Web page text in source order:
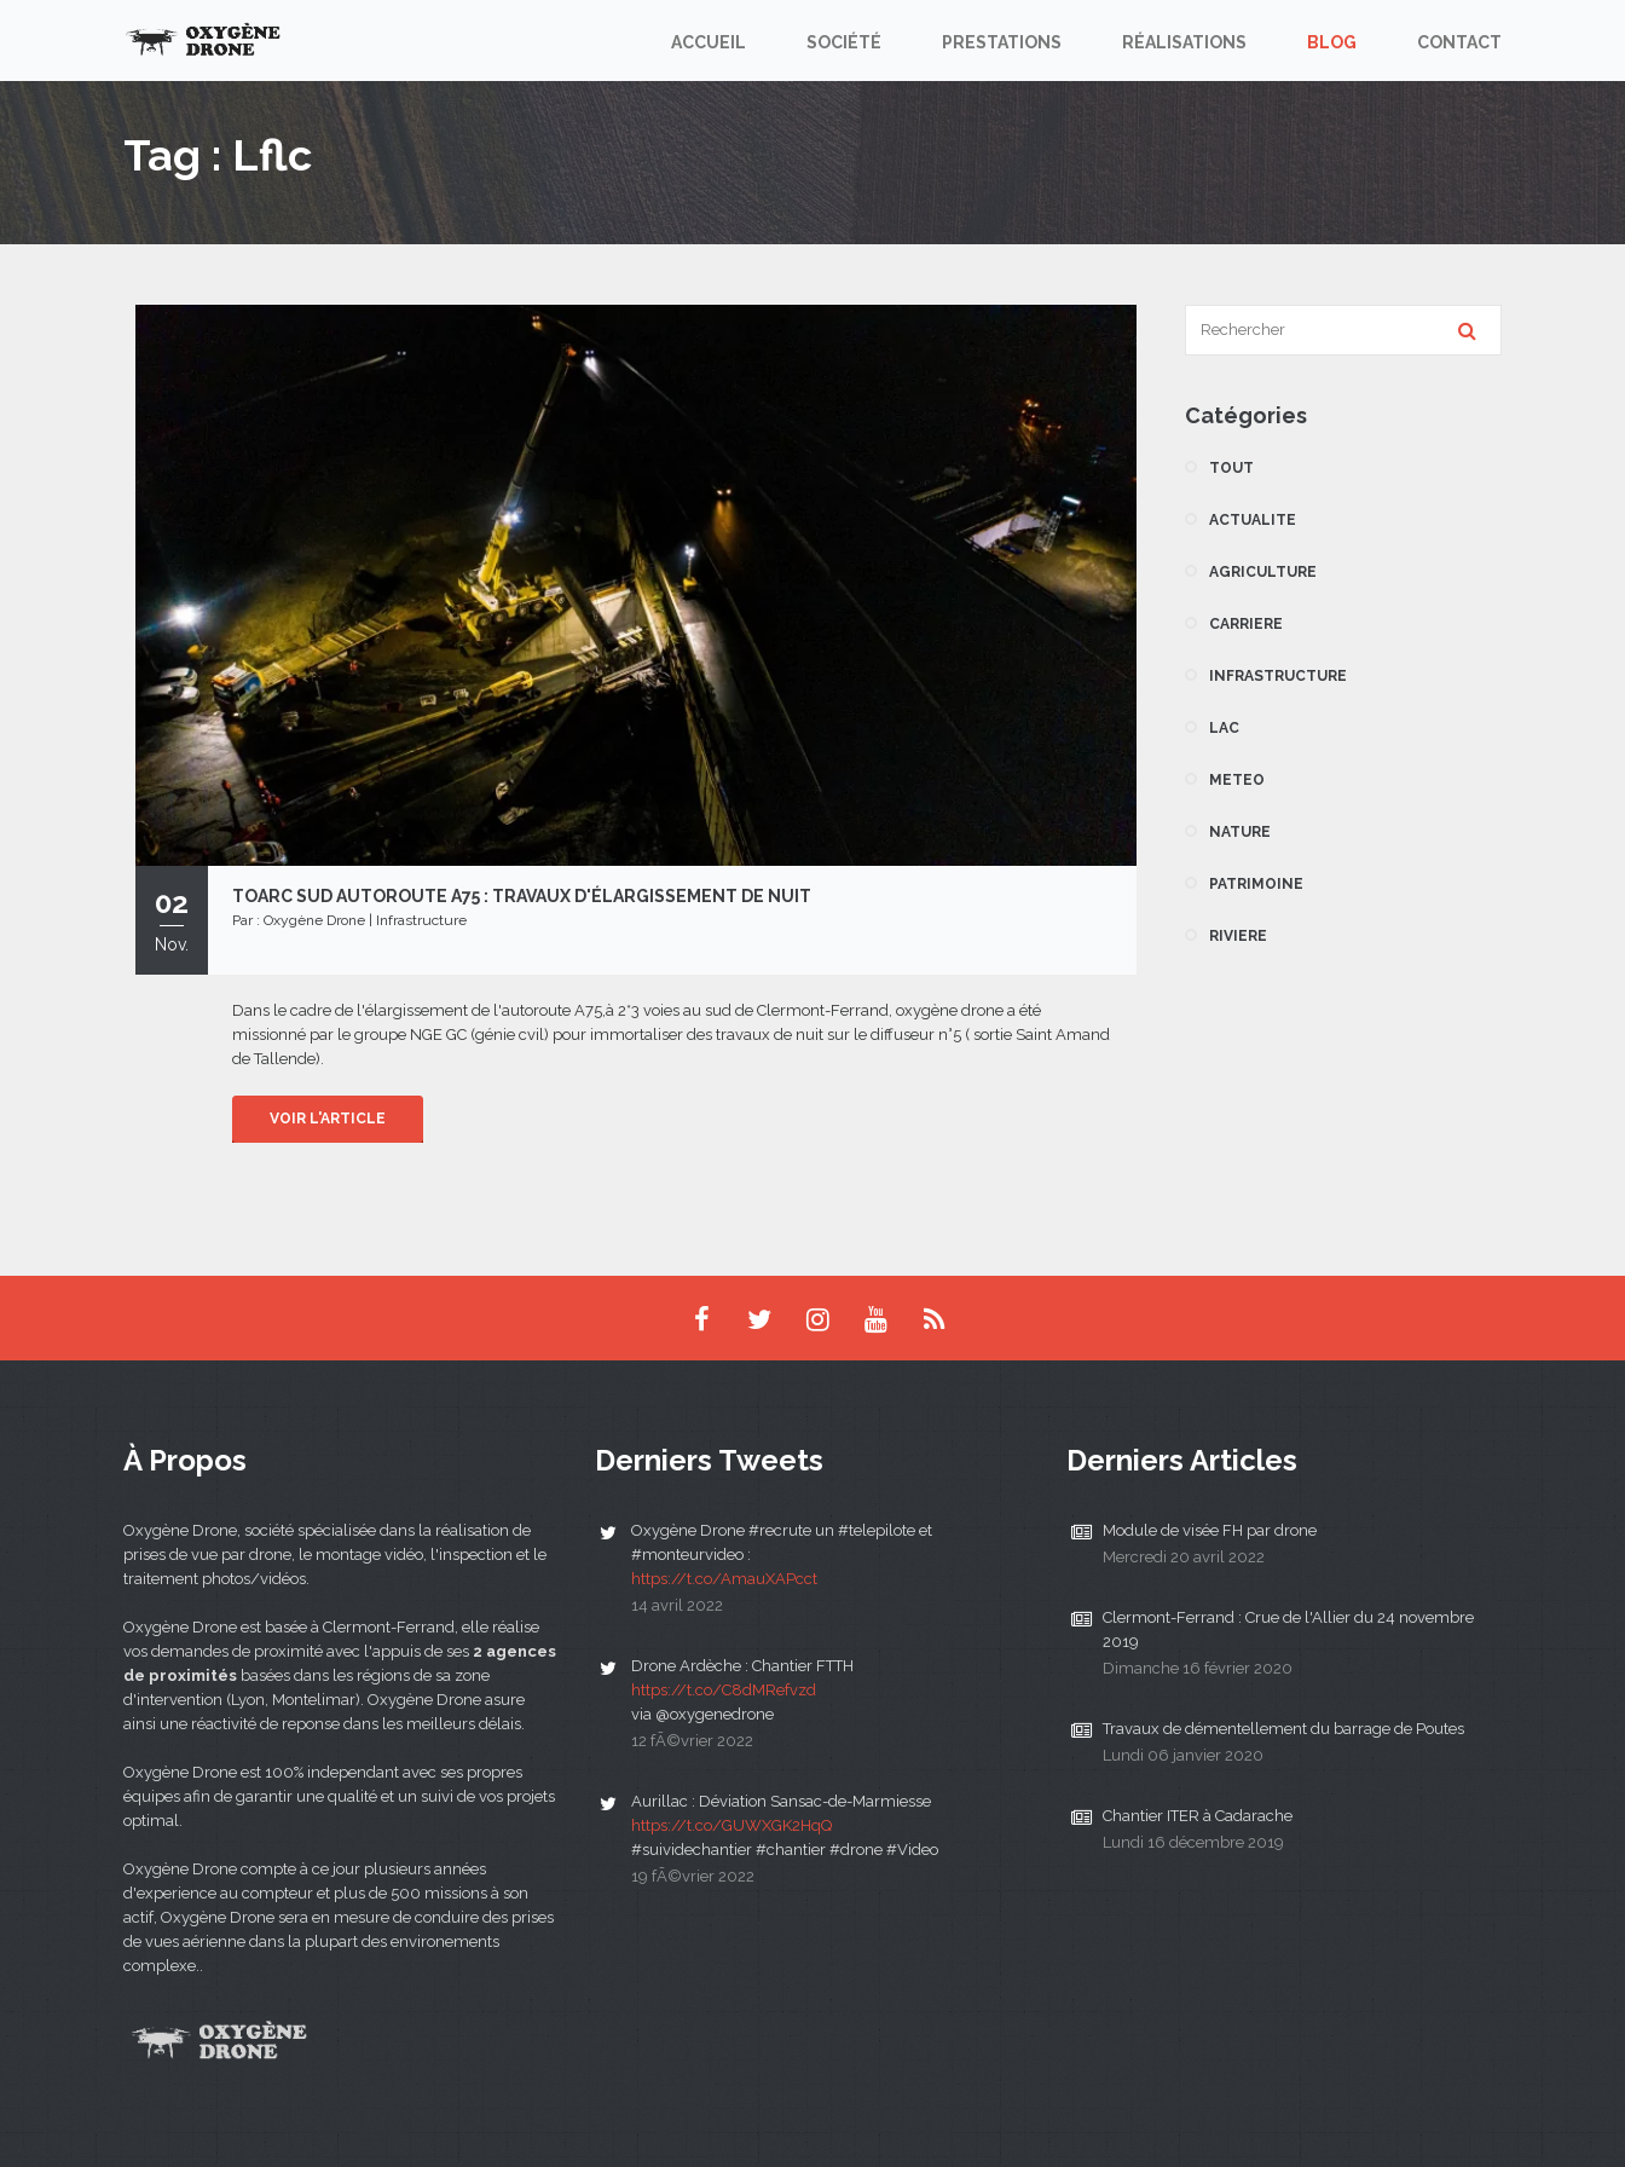
ACCUEIL SOCIÉTÉ PRESTATIONS RÉALISATIONS BLOG CONTACT
Tag : Lflc
02
Nov.
TOARC SUD AUTOROUTE A75 : TRAVAUX D'ÉLARGISSEMENT DE NUIT
Par : Oxygène Drone Infrastructure
Dans le cadre de l'élargissement de l'autoroute A75,à 2*3 voies au sud de Clermont-Ferrand, oxygène drone a été
missionné par le groupe NGE GC (génie cvil) pour immortaliser des travaux de nuit sur le diffuseur n°5 ( sortie Saint Amand
de Tallende).
VOIR L'ARTICLE
Catégories
TOUT
ACTUALITE
AGRICULTURE
CARRIERE
INFRASTRUCTURE
LAC
METEO
NATURE
PATRIMOINE
RIVIERE
À Propos
Oxygène Drone, société spécialisée dans la réalisation de
prises de vue par drone, le montage vidéo, l'inspection et le
traitement photos/vidéos.
Oxygène Drone est basée à Clermont-Ferrand, elle réalise
vos demandes de proximité avec l'appuis de ses 2 agences
de proximités basées dans les régions de sa zone
d'intervention (Lyon, Montelimar). Oxygène Drone asure
ainsi une réactivité de reponse dans les meilleurs délais.
Oxygène Drone est 100% independant avec ses propres
équipes afin de garantir une qualité et un suivi de vos projets
optimal.
Oxygène Drone compte à ce jour plusieurs années
d'experience au compteur et plus de 500 missions à son
actif, Oxygène Drone sera en mesure de conduire des prises
de vues aérienne dans la plupart des environements
complexe..
Derniers Tweets
Oxygène Drone #recrute un #telepilote et
#monteurvideo :
https://t.co/AmauXAPcct
14 avril 2022
Drone Ardèche : Chantier FTTH
https://t.co/C8dMRefvzd
via @oxygenedrone
12 fÃ©vrier 2022
Aurillac : Déviation Sansac-de-Marmiesse
https://t.co/GUWXGK2HqQ
#suividechantier #chantier #drone #Video
19 fÃ©vrier 2022
Derniers Articles
Module de visée FH par drone
Mercredi 20 avril 2022
Clermont-Ferrand : Crue de l'Allier du 24 novembre
2019
Dimanche 16 février 2020
Travaux de démentellement du barrage de Poutes
Lundi 06 janvier 2020
Chantier ITER à Cadarache
Lundi 16 décembre 2019